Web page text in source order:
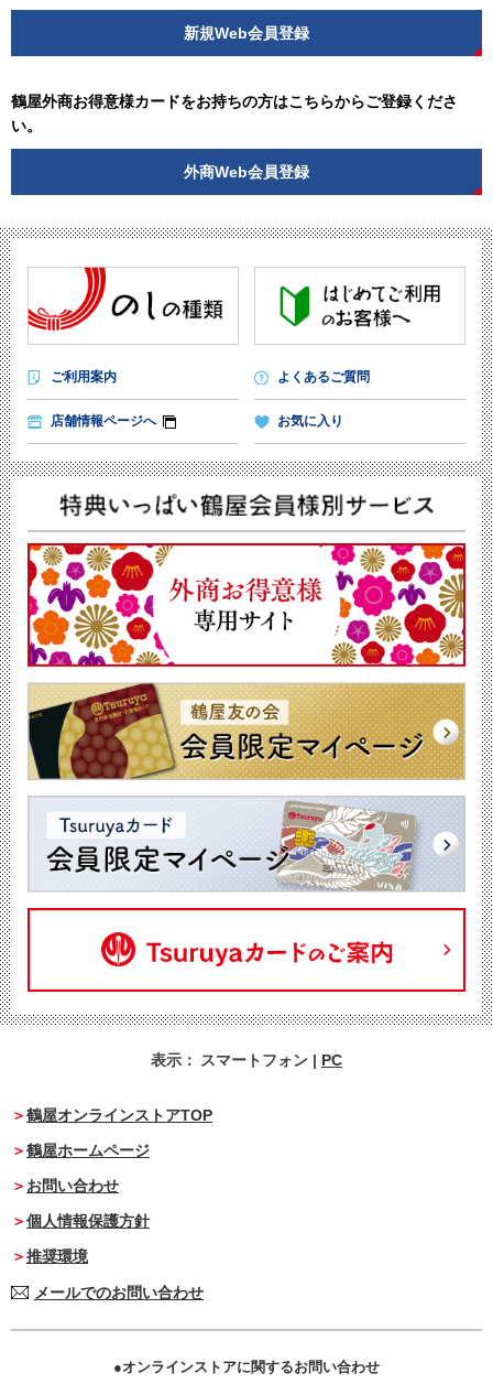
新規Web会員登録
鶴屋外商お得意様カードをお持ちの方はこちらからご登録くださ
い。
外商Web会員登録
ご利用案内 よくあるご質問
店舗情報ページへ お気に入り
表示： スマートフォン | PC
鶴屋オンラインストアTOP
鶴屋ホームページ
お問い合わせ
個人情報保護方針
推奨環境
メールでのお問い合わせ
オンラインストアに関するお問い合わせ